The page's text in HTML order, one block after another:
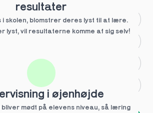
resultater
i skolen, blomstrer deres lyst til at lære.
lyst, vil resultaterne komme af sig selv!
i øjenhøjde
bliver mødt på elevens niveau, så læring